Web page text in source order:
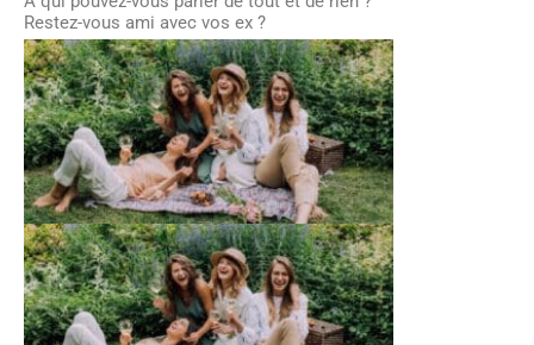
Restez-vous ami avec vos ex ?